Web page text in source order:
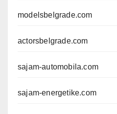
modelsbelgrade.com
actorsbelgrade.com
sajam-automobila.com
sajam-energetike.com